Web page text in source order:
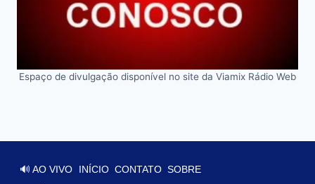
Espaço de divulgação disponível no site da Viamix Rádio Web
🔊 AO VIVO INÍCIO CONTATO SOBRE